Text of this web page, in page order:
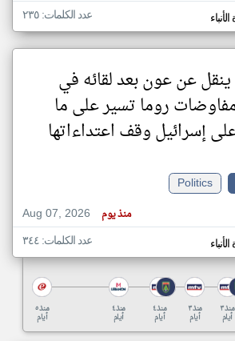
عدد الكلمات: ٢٣٥
ينقل عن عون بعد لقائه في
روما تسير على ما
إسرائيل وقف اعتداءاتها
Politics
Aug 07, 2026
منذ يوم
عدد الكلمات: ٣٤٤
منذ ٥
أيام
منذ ٤
أيام
منذ ٤
أيام
منذ ٣
أيام
منذ ٣
أيام